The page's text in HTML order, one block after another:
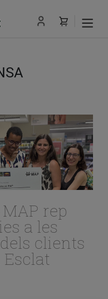
rep
a les
clients